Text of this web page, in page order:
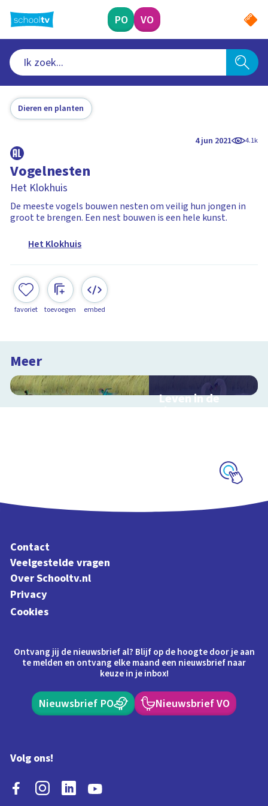
naar
hoofdinhoud
PO VO
Dieren en planten
4 jun 2021 4.1k
Vogelnesten
Het Klokhuis
De meeste vogels bouwen nesten om veilig hun jongen in
groot te brengen. Een nest bouwen is een hele kunst.
Het Klokhuis
favoriet toevoegen embed
Meer
Leven in de
sloot
Contact
Veelgestelde vragen
Over Schooltv.nl
Privacy
Cookies
Ontvang jij de nieuwsbrief al? Blijf op de hoogte door je aan
te melden en ontvang elke maand een nieuwsbrief naar
keuze in je inbox!
Nieuwsbrief PO Nieuwsbrief VO
Volg ons!